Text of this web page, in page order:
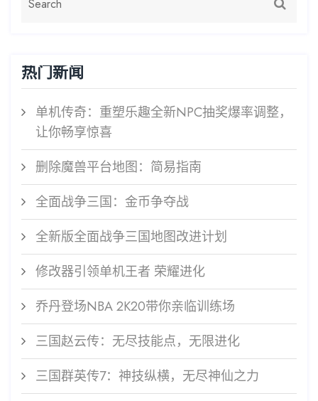
热门新闻
单机传奇：重塑乐趣全新NPC抽奖爆率调整，
让你畅享惊喜
删除魔兽平台地图：简易指南
全面战争三国：金币争夺战
全新版全面战争三国地图改进计划
修改器引领单机王者 荣耀进化
乔丹登场NBA 2K20带你亲临训练场
三国赵云传：无尽技能点，无限进化
三国群英传7：神技纵横，无尽神仙之力